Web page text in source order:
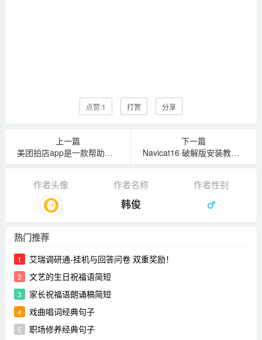
点赞:1 打赏 分享
上一篇
美团拍店app是一款帮助美团采集门店照片即可赚钱的软件
下一篇
Navicat16 破解版安装教程 亲测可永久激活
作者头像 作者名称 作者性别
韩俊
热门推荐
1 艾瑞调研通-挂机与回答问卷 双重奖励！
2 文艺的生日祝福语简短
3 家长祝福语朗诵稿简短
4 戏曲唱词经典句子
5 职场修养经典句子